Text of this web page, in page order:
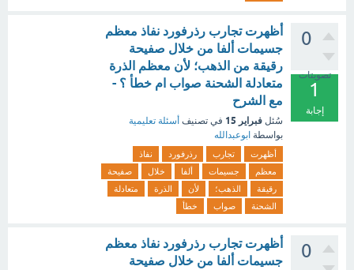
0
تصويتات
1
إجابة
أظهرت تجارب رذرفورد نفاذ معظم
جسيمات ألفا من خلال صفيحة
رقيقة من الذهب؛ لأن معظم الذرة
متعادلة الشحنة صواب ام خطأ ؟ -
مع الشرح
سُئل فبراير 15 في تصنيف أسئلة تعليمية
بواسطة ابوعبدالله
أظهرت تجارب رذرفورد
نفاذ
معظم
جسيمات ألفا خلال
صفيحة
رقيقة
الذهب؛ لأن الذرة
متعادلة
الشحنة
صواب خطأ
0
أظهرت تجارب رذرفورد نفاذ معظم
جسيمات ألفا من خلال صفيحة